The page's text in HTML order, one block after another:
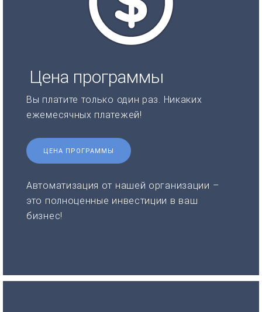
Цена программы
Вы платите только один раз. Никаких
ежемесячных платежей!
ЦЕНА ПРОГРАММЫ
Автоматизация от нашей организации –
это полноценные инвестиции в ваш
бизнес!